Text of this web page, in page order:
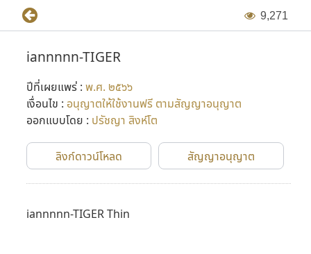
9,271
iannnnn-TIGER
ปีที่เผยแพร่ : พ.ศ. ๒๕๖๖
เงื่อนไข : อนุญาตให้ใช้งานฟรี ตามสัญญาอนุญาต
ออกแบบโดย : ปรัชญา สิงห์โต
ลิงก์ดาวน์โหลด สัญญาอนุญาต
iannnnn-TIGER Thin